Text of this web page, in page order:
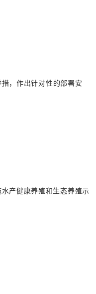
，作出针对性的部署安
产健康养殖和生态养殖示